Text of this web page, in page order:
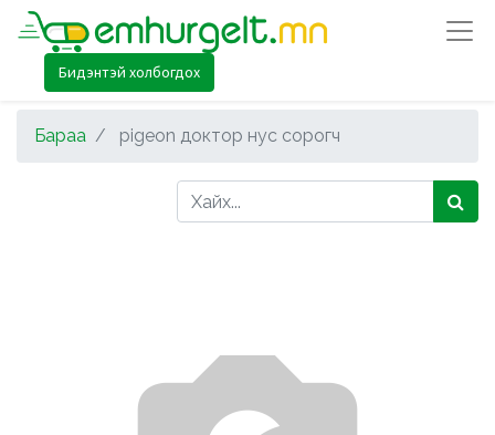
Бидэнтэй холбогдох
Бараа pigeon доктор нус сорогч